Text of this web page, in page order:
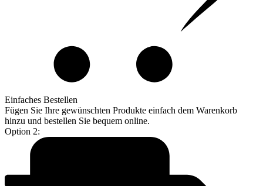
Einfaches Bestellen
Fügen Sie Ihre gewünschten Produkte einfach dem Warenkorb
hinzu und bestellen Sie bequem online.
Option 2: